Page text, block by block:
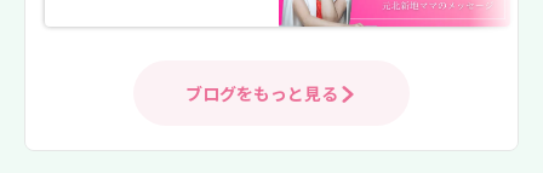
ブログをもっと見る